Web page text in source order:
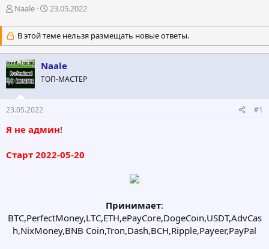
А
т
о
р
т
е
м
ы
Naale
Д
т
а
н
а
ч
а
23.05.2022
В этой теме нельзя размещать новые ответы.
Naale
ТОП-МАСТЕР
23.05.2022 #1
Я не админ!
Старт 2022-05-20
Принимает:
BTC,PerfectMoney,LTC,ETH,ePayCore,DogeCoin,USDT,AdvCas
h,NixMoney,BNB Coin,Tron,Dash,BCH,Ripple,Payeer,PayPal